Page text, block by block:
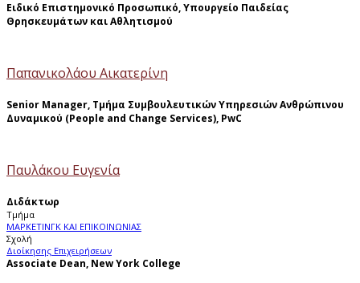
Ειδικό Επιστημονικό Προσωπικό, Υπουργείο Παιδείας
Θρησκευμάτων και Αθλητισμού
Παπανικολάου Αικατερίνη
Senior Manager, Τμήμα Συμβουλευτικών Υπηρεσιών Ανθρώπινου
Δυναμικού (People and Change Services), PwC
Παυλάκου Ευγενία
Διδάκτωρ
Τμήμα
ΜΑΡΚΕΤΙΝΓΚ ΚΑΙ ΕΠΙΚΟΙΝΩΝΙΑΣ
Σχολή
Διοίκησης Επιχειρήσεων
Associate Dean, New York College